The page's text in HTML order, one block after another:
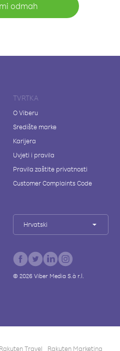
odmah
TVRTKA
O Viberu
Središte marke
Karijera
Uvjeti i pravila
Pravila zaštite privatnosti
Customer Complaints Code
Hrvatski
© 2026Viber Media S.à r.l.
Rakuten Travel Rakuten Marketing